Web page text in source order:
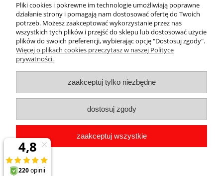
Pomoc
Dostawa
Moje konto
Gwarancja i zwroty
Pliki cookies i pokrewne im technologie umożliwiają poprawne
działanie strony i pomagają nam dostosować ofertę do Twoich
potrzeb. Możesz zaakceptować wykorzystanie przez nas
wszystkich tych plików i przejść do sklepu lub dostosować użycie
plików do swoich preferencji, wybierając opcję "Dostosuj zgody".
Więcej o plikach cookies przeczytasz w naszej Polityce
prywatności.
zaakceptuj tylko niezbędne
dostosuj zgody
zaakceptuj wszystkie